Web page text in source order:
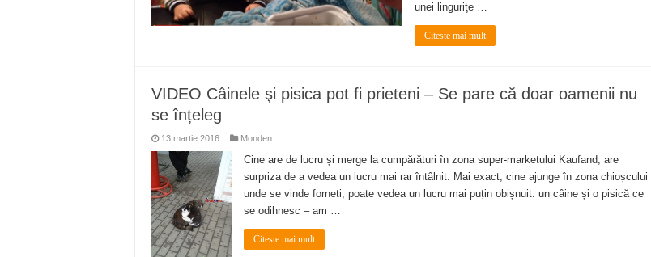
unei linguriţe …
Citeste mai mult
VIDEO Câinele şi pisica pot fi prieteni – Se pare că doar oamenii nu
se înțeleg
13 martie 2016 Monden
Cine are de lucru și merge la cumpărături în zona super-marketului Kaufand, are
surpriza de a vedea un lucru mai rar întâlnit. Mai exact, cine ajunge în zona chioșcului
unde se vinde forneti, poate vedea un lucru mai puțin obișnuit: un câine și o pisică ce
se odihnesc – am …
Citeste mai mult